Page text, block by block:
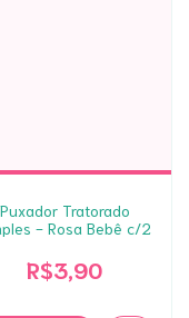
Puxador Tratorado
- Rosa Bebê c/2
R$3,90